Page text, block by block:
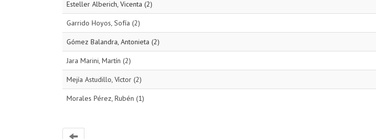
Esteller Alberich, Vicenta (2)
Garrido Hoyos, Sofía (2)
Gómez Balandra, Antonieta (2)
Jara Marini, Martín (2)
Mejía Astudillo, Víctor (2)
Morales Pérez, Rubén (1)